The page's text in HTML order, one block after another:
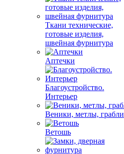
Ткани технические,
готовые изделия,
швейная фурнитура
Аптечки
Благоустройство.
Интерьер
Веники, метлы, грабли
Ветошь